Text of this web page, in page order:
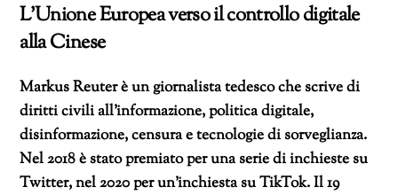
L’Unione Europea verso il controllo digitale
alla Cinese
Markus Reuter è un giornalista tedesco che scrive di
diritti civili all’informazione, politica digitale,
disinformazione, censura e tecnologie di sorveglianza.
Nel 2018 è stato premiato per una serie di inchieste su
Twitter, nel 2020 per un’inchiesta su TikTok. Il 19